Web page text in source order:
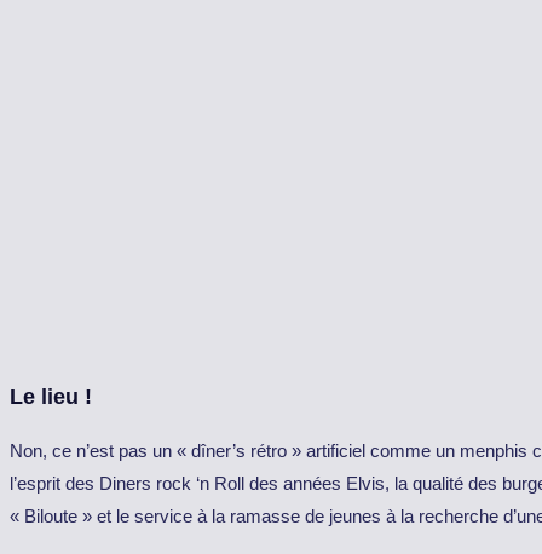
Le lieu !
Non, ce n’est pas un « dîner’s rétro » artificiel comme un
l’esprit des Diners rock ‘n Roll des années Elvis, la qualité des
« Biloute » et le service à la ramasse de jeunes à la recherche